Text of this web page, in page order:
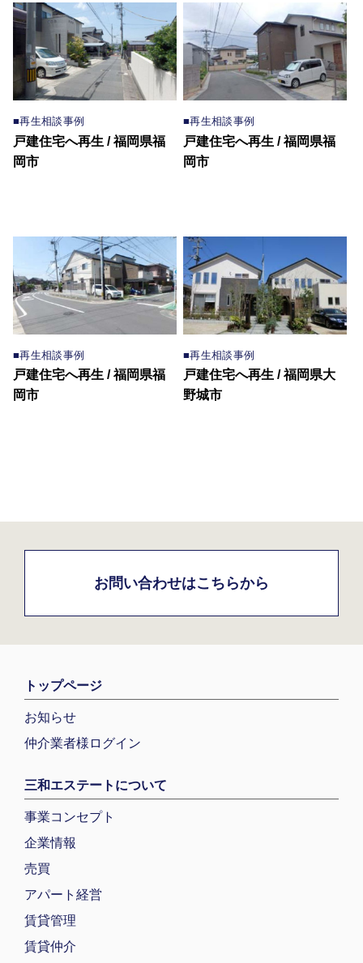
■再生相談事例
戸建住宅へ再生 / 福岡県福
岡市
■再生相談事例
戸建住宅へ再生 / 福岡県福
岡市
■再生相談事例
戸建住宅へ再生 / 福岡県福
岡市
■再生相談事例
戸建住宅へ再生 / 福岡県大
野城市
お問い合わせはこちらから
トップページ
お知らせ
仲介業者様ログイン
三和エステートについて
事業コンセプト
企業情報
売買
アパート経営
賃貸管理
賃貸仲介